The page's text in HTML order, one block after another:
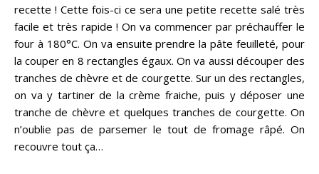
recette ! Cette fois-ci ce sera une petite recette salé très
facile et très rapide ! On va commencer par préchauffer le
four à 180°C. On va ensuite prendre la pâte feuilleté, pour
la couper en 8 rectangles égaux. On va aussi découper des
tranches de chèvre et de courgette. Sur un des rectangles,
on va y tartiner de la crème fraiche, puis y déposer une
tranche de chèvre et quelques tranches de courgette. On
n’oublie pas de parsemer le tout de fromage râpé. On
recouvre tout ça…